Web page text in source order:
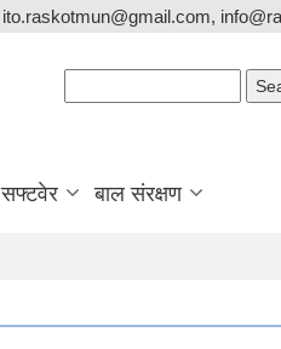
ito.raskotmun@gmail.com,
सफ्टवेर बाल संरक्षण